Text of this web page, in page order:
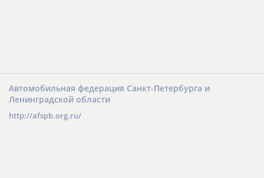
Автомобильная федерация Санкт-Петербурга и
Ленинградской области
http://afspb.org.ru/